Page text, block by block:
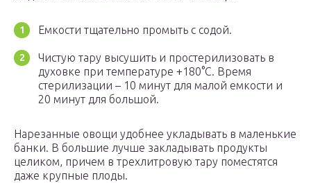
Емкости тщательно промыть с содой.
Чистую тару высушить и простерилизовать в
духовке при температуре +180°С. Время
стерилизации – 10 минут для малой емкости и
20 минут для большой.
Нарезанные овощи удобнее укладывать в маленькие
банки. В большие лучше закладывать продукты
целиком, причем в трехлитровую тару поместятся
даже крупные плоды.